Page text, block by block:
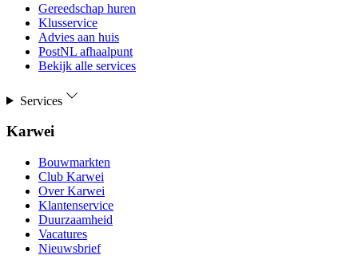
Gereedschap huren
Klusservice
Advies aan huis
PostNL afhaalpunt
Bekijk alle services
Services
Karwei
Bouwmarkten
Club Karwei
Over Karwei
Klantenservice
Duurzaamheid
Vacatures
Nieuwsbrief